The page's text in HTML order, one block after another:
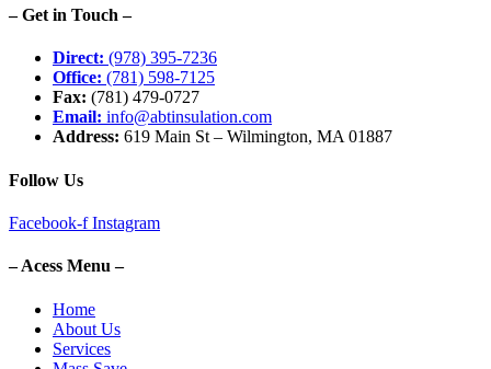
– Get in Touch –
Direct: (978) 395-7236
Office: (781) 598-7125
Fax: (781) 479-0727
Email: info@abtinsulation.com
Address: 619 Main St – Wilmington, MA 01887
Follow Us
Facebook-f Instagram
– Acess Menu –
Home
About Us
Services